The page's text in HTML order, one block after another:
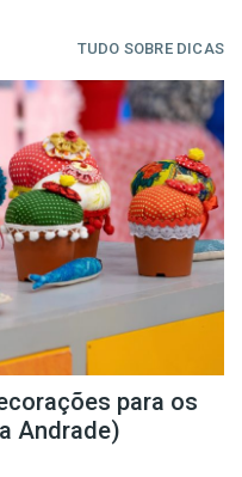
TUDO SOBRE DICAS
para os
Andrade)